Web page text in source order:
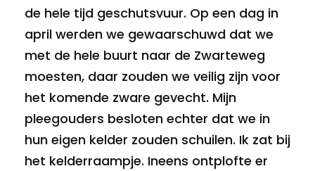
de hele tijd geschutsvuur. Op een dag in
april werden we gewaarschuwd dat we
met de hele buurt naar de Zwarteweg
moesten, daar zouden we veilig zijn voor
het komende zware gevecht. Mijn
pleegouders besloten echter dat we in
hun eigen kelder zouden schuilen. Ik zat bij
het kelderraampje. Ineens ontplofte er